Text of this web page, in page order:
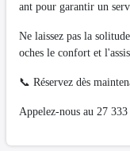
ant pour garantir un
Ne laissez pas la
oches le confort et
📞 Réservez dès
Appelez-nous au 27